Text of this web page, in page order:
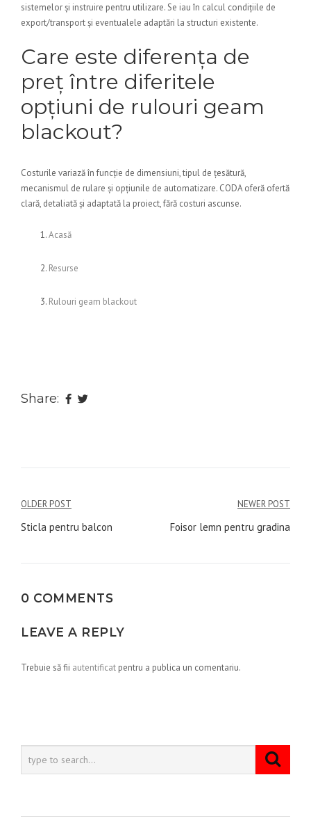
sistemelor și instruire pentru utilizare. Se iau în calcul condițiile de
export/transport și eventualele adaptări la structuri existente.
Care este diferența de
preț între diferitele
opțiuni de rulouri geam
blackout?
Costurile variază în funcție de dimensiuni, tipul de țesătură,
mecanismul de rulare și opțiunile de automatizare. CODA oferă ofertă
clară, detaliată și adaptată la proiect, fără costuri ascunse.
Acasă
Resurse
Rulouri geam blackout
Share:
Navigare
în
OLDER POST
Sticla pentru balcon
NEWER POST
Foisor lemn pentru gradina
0 COMMENTS
LEAVE A REPLY
Trebuie să fii autentificat pentru a publica un comentariu.